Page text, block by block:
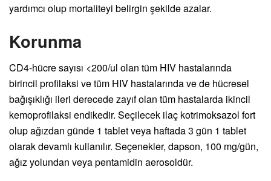
yardımcı olup mortaliteyi belirgin şekilde azalar.
Korunma
CD4-hücre sayısı <200/ul olan tüm HIV hastalarında
birincil profilaksi ve tüm HIV hastalarında ve de hücresel
bağışıklığı ileri derecede zayıf olan tüm hastalarda ikincil
kemoprofilaksi endikedir. Seçilecek ilaç kotrimoksazol fort
olup ağızdan günde 1 tablet veya haftada 3 gün 1 tablet
olarak devamlı kullanılır. Seçenekler, dapson, 100 mg/gün,
ağız yolundan veya pentamidin aerosoldür.